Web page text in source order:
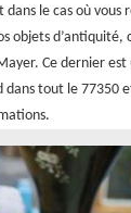
le cas où vous
objets d’antiquité,
Ce dernier
tout le 77350